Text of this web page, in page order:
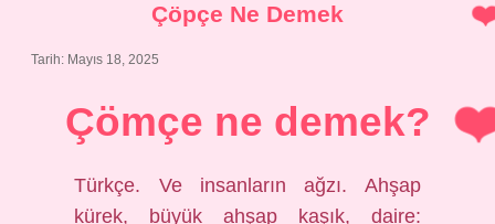
Çöpçe Ne Demek
Tarih: Mayıs 18, 2025
Çömçe ne demek?
Türkçe. Ve insanların ağzı. Ahşap
kürek, büyük ahşap kaşık, daire: